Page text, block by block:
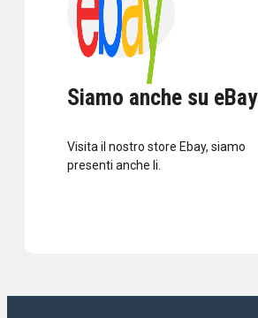
Siamo anche su eBay
Visita il nostro store Ebay, siamo
presenti anche li.